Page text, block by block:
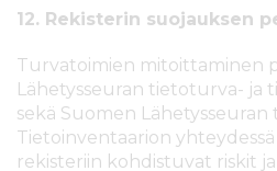
12. Rekisterin suojauksen
Turvatoimien mitoittaminen
Lähetysseuran tietoturva- ja
sekä Suomen
Tietoinventaarion
rekisteriin kohdistuvat riskit